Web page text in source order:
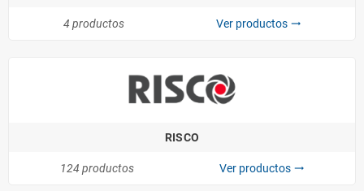
4 productos Ver productos trending_flat
RISCO
124 productos Ver productos trending_flat